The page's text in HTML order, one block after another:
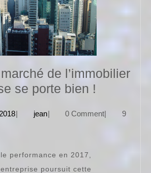
de l’immobilier
se porte bien !
Le
12
| jeanjean
| 0 Comment|
9
performance en 2017,
poursuit cette